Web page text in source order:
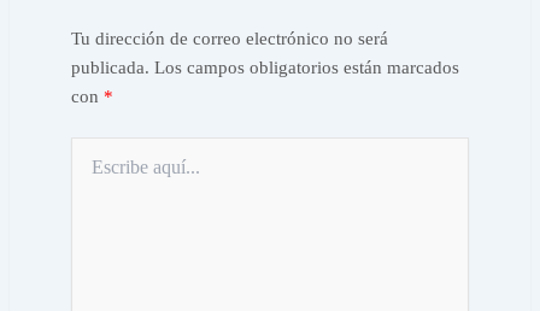
Tu dirección de correo electrónico no será
publicada. Los campos obligatorios están marcados
con *
aquí...